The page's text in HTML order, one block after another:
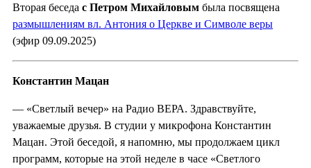
Вторая беседа с Петром Михайловым была посвящена
размышлениям вл. Антония о Церкве и Символе веры
(эфир 09.09.2025)
Константин Мацан
— «Светлый вечер» на Радио ВЕРА. Здравствуйте,
уважаемые друзья. В студии у микрофона Константин
Мацан. Этой беседой, я напомню, мы продолжаем цикл
программ, которые на этой неделе в часе «Светлого